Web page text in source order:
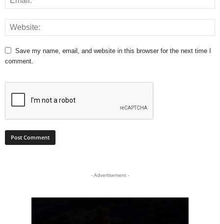
Save my name, email, and website in this browser for the next time I
comment.
- Advertisement -